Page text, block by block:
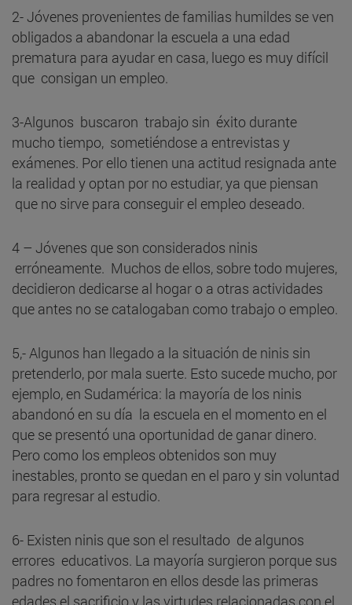
2- Jóvenes provenientes de familias humildes se ven
obligados a abandonar la escuela a una edad
prematura para ayudar en casa, luego es muy difícil
que consigan un empleo.
3-Algunos buscaron trabajo sin éxito durante
mucho tiempo, sometiéndose a entrevistas y
exámenes. Por ello tienen una actitud resignada ante
la realidad y optan por no estudiar, ya que piensan
que no sirve para conseguir el empleo deseado.
4 – Jóvenes que son considerados ninis
erróneamente. Muchos de ellos, sobre todo mujeres,
decidieron dedicarse al hogar o a otras actividades
que antes no se catalogaban como trabajo o empleo.
5,- Algunos han llegado a la situación de ninis sin
pretenderlo, por mala suerte. Esto sucede mucho, por
ejemplo, en Sudamérica: la mayoría de los ninis
abandonó en su día la escuela en el momento en el
que se presentó una oportunidad de ganar dinero.
Pero como los empleos obtenidos son muy
inestables, pronto se quedan en el paro y sin voluntad
para regresar al estudio.
6- Existen ninis que son el resultado de algunos
errores educativos. La mayoría surgieron porque sus
padres no fomentaron en ellos desde las primeras
edades el sacrificio y las virtudes relacionadas con el